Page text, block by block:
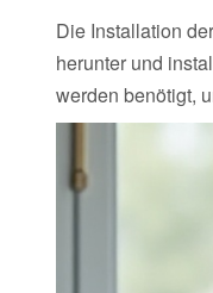
Die Installation
herunter und
werden benötigt,